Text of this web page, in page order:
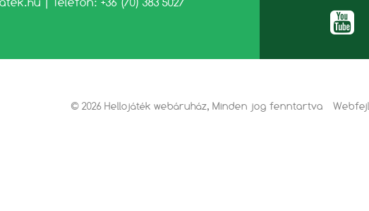
© 2026 Hellojáték webáruház, Minden jog fenntartva